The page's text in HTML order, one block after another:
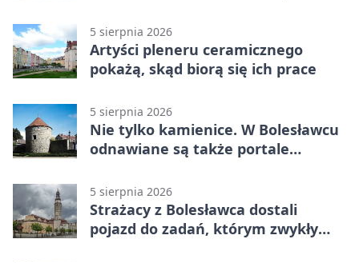
5 sierpnia 2026
Artyści pleneru ceramicznego
pokażą, skąd biorą się ich prace
5 sierpnia 2026
Nie tylko kamienice. W Bolesławcu
odnawiane są także portale
5 sierpnia 2026
Strażacy z Bolesławca dostali
pojazd do zadań, którym zwykły